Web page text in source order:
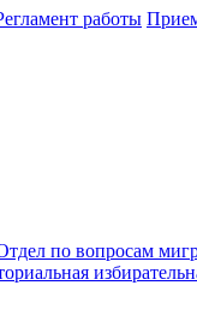
работы
по вопросам